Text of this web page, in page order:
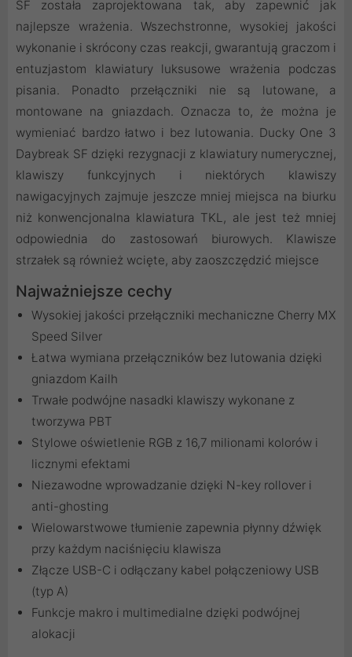
SF została zaprojektowana tak, aby zapewnić jak
najlepsze wrażenia. Wszechstronne, wysokiej jakości
wykonanie i skrócony czas reakcji, gwarantują graczom i
entuzjastom klawiatury luksusowe wrażenia podczas
pisania. Ponadto przełączniki nie są lutowane, a
montowane na gniazdach. Oznacza to, że można je
wymieniać bardzo łatwo i bez lutowania. Ducky One 3
Daybreak SF dzięki rezygnacji z klawiatury numerycznej,
klawiszy funkcyjnych i niektórych klawiszy
nawigacyjnych zajmuje jeszcze mniej miejsca na biurku
niż konwencjonalna klawiatura TKL, ale jest też mniej
odpowiednia do zastosowań biurowych. Klawisze
strzałek są również wcięte, aby zaoszczędzić miejsce
Najważniejsze cechy
Wysokiej jakości przełączniki mechaniczne Cherry MX
Speed ​​Silver
Łatwa wymiana przełączników bez lutowania dzięki
gniazdom Kailh
Trwałe podwójne nasadki klawiszy wykonane z
tworzywa PBT
Stylowe oświetlenie RGB z 16,7 milionami kolorów i
licznymi efektami
Niezawodne wprowadzanie dzięki N-key rollover i
anti-ghosting
Wielowarstwowe tłumienie zapewnia płynny dźwięk
przy każdym naciśnięciu klawisza
Złącze USB-C i odłączany kabel połączeniowy USB
(typ A)
Funkcje makro i multimedialne dzięki podwójnej
alokacji